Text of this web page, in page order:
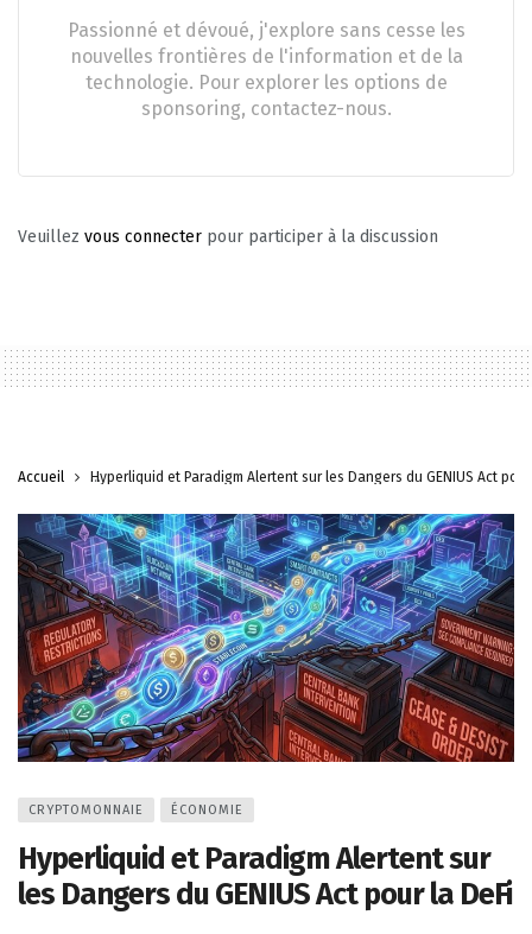
Passionné et dévoué, j'explore sans cesse les
nouvelles frontières de l'information et de la
technologie. Pour explorer les options de
sponsoring, contactez-nous.
Veuillez vous connecter pour participer à la discussion
Accueil Hyperliquid et Paradigm Alertent sur les Dangers du GENIUS Act
CRYPTOMONNAIE ÉCONOMIE
Hyperliquid et Paradigm Alertent sur
les Dangers du GENIUS Act pour la DeFi